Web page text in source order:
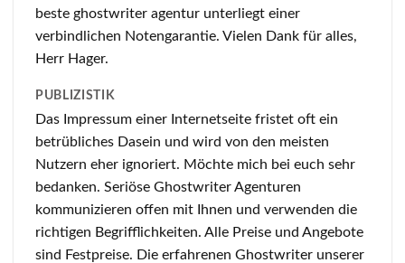
beste ghostwriter agentur unterliegt einer
verbindlichen Notengarantie. Vielen Dank für alles,
Herr Hager.
PUBLIZISTIK
Das Impressum einer Internetseite fristet oft ein
betrübliches Dasein und wird von den meisten
Nutzern eher ignoriert. Möchte mich bei euch sehr
bedanken. Seriöse Ghostwriter Agenturen
kommunizieren offen mit Ihnen und verwenden die
richtigen Begrifflichkeiten. Alle Preise und Angebote
sind Festpreise. Die erfahrenen Ghostwriter unserer